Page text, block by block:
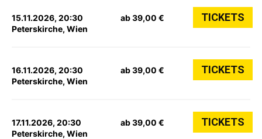
15.11.2026, 20:30
Peterskirche, Wien
ab 39,00 € TICKETS
16.11.2026, 20:30
Peterskirche, Wien
ab 39,00 € TICKETS
17.11.2026, 20:30
Peterskirche, Wien
ab 39,00 € TICKETS